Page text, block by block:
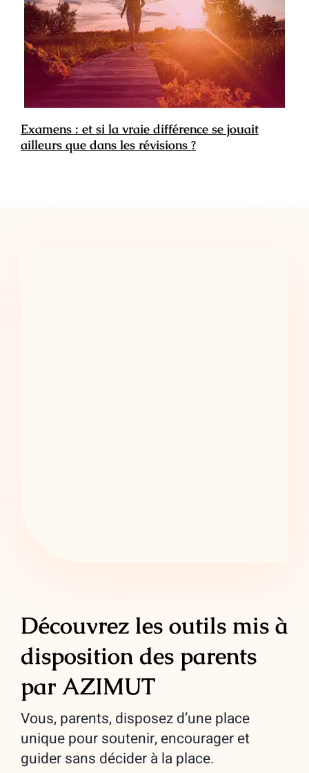
Examens : et si la vraie différence se jouait
ailleurs que dans les révisions ?
Découvrez les outils mis à
disposition des parents
par AZIMUT
Vous, parents, disposez d’une place
unique pour soutenir, encourager et
guider sans décider à la place.